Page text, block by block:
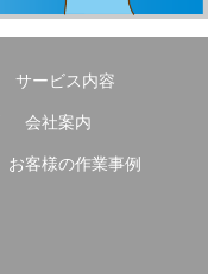
サービス内容
会社案内
お客様の作業事例